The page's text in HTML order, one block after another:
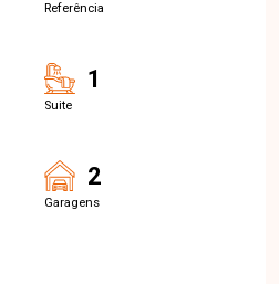
Referência
1
Suite
2
Garagens